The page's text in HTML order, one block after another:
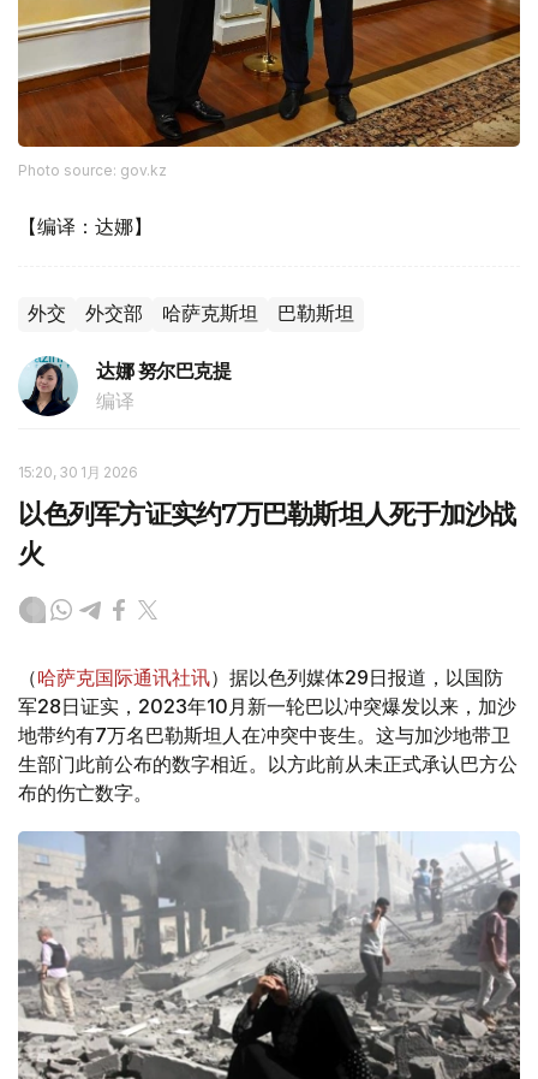
Photo source: gov.kz
【编译：达娜】
外交 外交部 哈萨克斯坦 巴勒斯坦
达娜 努尔巴克提
编译
15:20, 30 1月 2026
以色列军方证实约7万巴勒斯坦人死于加沙战
火
（哈萨克国际通讯社讯）据以色列媒体29日报道，以国防
军28日证实，2023年10月新一轮巴以冲突爆发以来，加沙
地带约有7万名巴勒斯坦人在冲突中丧生。这与加沙地带卫
生部门此前公布的数字相近。以方此前从未正式承认巴方公
布的伤亡数字。